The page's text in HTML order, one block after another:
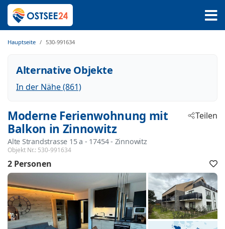
Hauptseite 530-991634
Alternative Objekte
In der Nähe (861)
Moderne Ferienwohnung mit
Balkon in Zinnowitz
Alte Strandstrasse 15 a - 17454 - Zinnowitz
Objekt Nr.: 530-991634
Teilen
2 Personen